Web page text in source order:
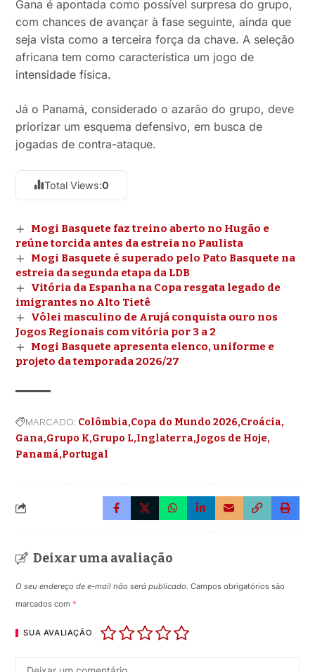
Gana é apontada como possível surpresa do grupo,
com chances de avançar à fase seguinte, ainda que
seja vista como a terceira força da chave. A seleção
africana tem como característica um jogo de
intensidade física.
Já o Panamá, considerado o azarão do grupo, deve
priorizar um esquema defensivo, em busca de
jogadas de contra-ataque.
Total Views:0
Mogi Basquete faz treino aberto no Hugão e
reúne torcida antes da estreia no Paulista
Mogi Basquete é superado pelo Pato Basquete na
estreia da segunda etapa da LDB
Vitória da Espanha na Copa resgata legado de
imigrantes no Alto Tietê
Vôlei masculino de Arujá conquista ouro nos
Jogos Regionais com vitória por 3 a 2
Mogi Basquete apresenta elenco, uniforme e
projeto da temporada 2026/27
MARCADO: Colômbia Copa do Mundo 2026 Croácia
Gana Grupo K Grupo L Inglaterra Jogos de Hoje
Panamá Portugal
Deixar uma avaliação
O seu endereço de e-mail não será publicado. Campos obrigatórios são
marcados com*
SUA AVALIAÇÃO